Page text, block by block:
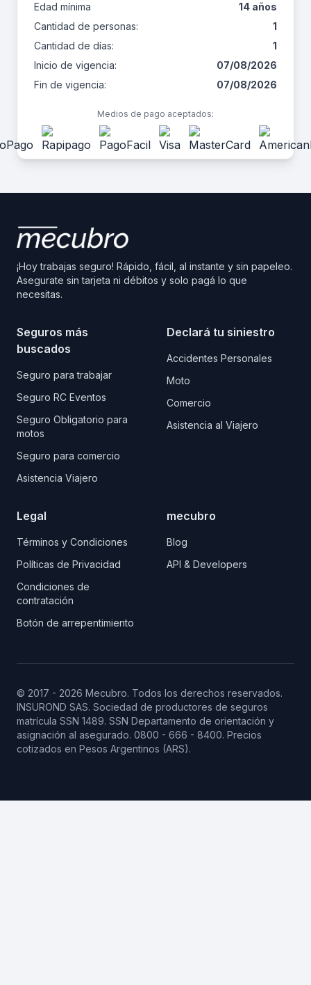
Edad mínima
14 años
Cantidad de personas:
1
Cantidad de días:
1
Inicio de vigencia:
07/08/2026
Fin de vigencia:
07/08/2026
Medios de pago aceptados:
¡Hoy trabajas seguro! Rápido, fácil, al instante y sin papeleo.
Asegurate sin tarjeta ni débitos y solo pagá lo que
necesitas.
Seguros más
buscados
Seguro para trabajar
Seguro RC Eventos
Seguro Obligatorio para
motos
Seguro para comercio
Asistencia Viajero
Declará tu siniestro
Accidentes Personales
Moto
Comercio
Asistencia al Viajero
Legal
Términos y Condiciones
Políticas de Privacidad
Condiciones de
contratación
Botón de arrepentimiento
mecubro
Blog
API & Developers
© 2017 - 2026 Mecubro. Todos los derechos reservados.
INSUROND SAS. Sociedad de productores de seguros
matrícula SSN 1489. SSN Departamento de orientación y
asignación al asegurado. 0800 - 666 - 8400. Precios
cotizados en Pesos Argentinos (ARS).